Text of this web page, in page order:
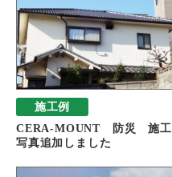
施工例
CERA-MOUNT 防災 施工
写真追加しました